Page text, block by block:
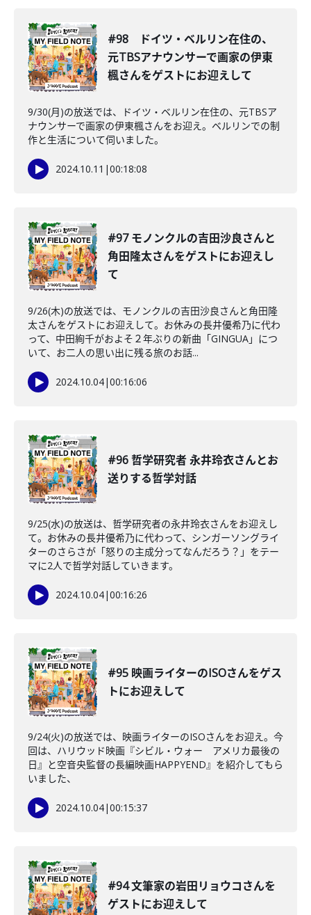
#98 ドイツ・ベルリン在住の、
元TBSアナウンサーで画家の伊東
楓さんをゲストにお迎えして
9/30(月)の放送では、ドイツ・ベルリン在住の、元TBSア
ナウンサーで画家の伊東楓さんをお迎え。ベルリンでの制
作と生活について伺いました。
2024.10.11 |00:18:08
#97 モノンクルの吉田沙良さんと
角田隆太さんをゲストにお迎えし
て
9/26(木)の放送では、モノンクルの吉田沙良さんと角田隆
太さんをゲストにお迎えして。お休みの長井優希乃に代わ
って、中田絢千がおよそ２年ぶりの新曲「GINGUA」につ
いて、お二人の思い出に残る旅のお話...
2024.10.04|00:16:06
#96 哲学研究者 永井玲衣さんとお
送りする哲学対話
9/25(水)の放送は、哲学研究者の永井玲衣さんをお迎えし
て。お休みの長井優希乃に代わって、シンガーソングライ
ターのさらさが「怒りの主成分ってなんだろう？」をテー
マに2人で哲学対話していきます。
2024.10.04|00:16:26
#95 映画ライターのISOさんをゲス
トにお迎えして
9/24(火)の放送では、映画ライターのISOさんをお迎え。今
回は、ハリウッド映画『シビル・ウォー アメリカ最後の
日』と空音央監督の長編映画HAPPYEND』を紹介してもら
いました、
2024.10.04|00:15:37
#94 文筆家の岩田リョウコさんを
ゲストにお迎えして